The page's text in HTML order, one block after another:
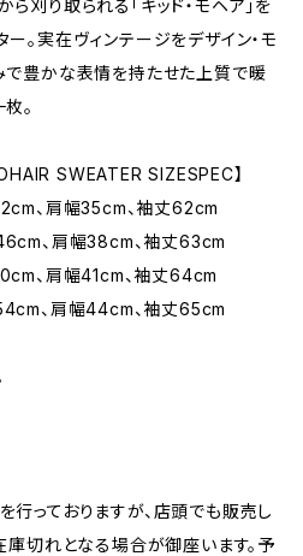
刈り取られる「キッド・モヘア」を
。実在ヴィンテージをデザイン・モ
で豊かな表情を持たせた上質で暖
。
SWEATER SIZESPEC】
、肩幅35cm、袖丈62cm
、肩幅38cm、袖丈63cm
、肩幅41cm、袖丈64cm
、肩幅44cm、袖丈65cm
っておりますが、店頭でも販売し
庫切れとなる場合が御座います。予